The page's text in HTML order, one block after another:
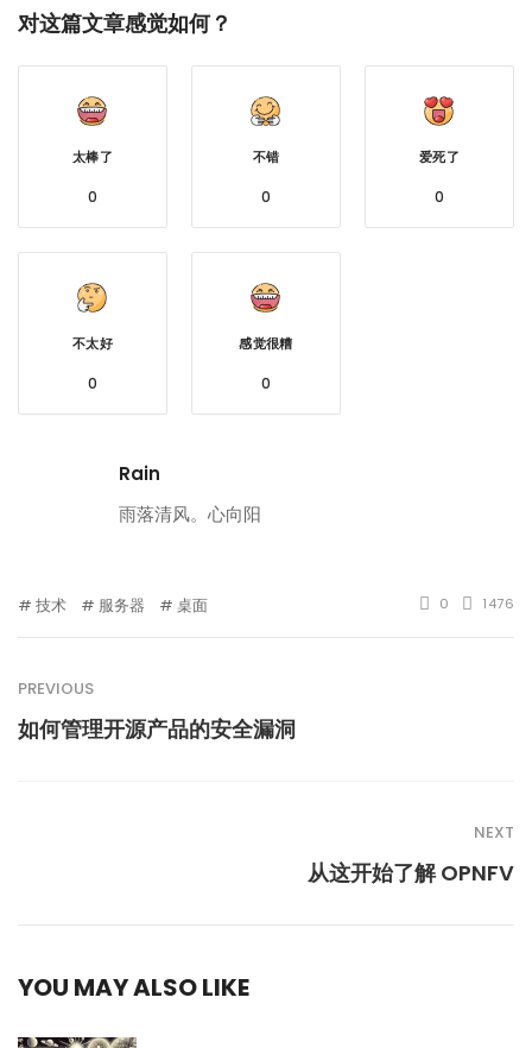
对这篇文章感觉如何？
太棒了
0
不错
0
爱死了
0
不太好
0
感觉很糟
0
Rain
雨落清风。心向阳
技术 服务器 桌面 0 1476
PREVIOUS
如何管理开源产品的安全漏洞
NEXT
从这开始了解 OPNFV
YOU MAY ALSO LIKE